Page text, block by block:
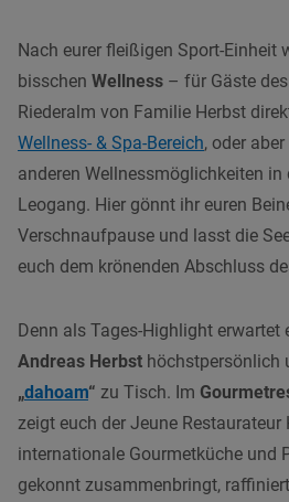
Nach eurer fleißigen Sport-Einheit
bisschen Wellness – für Gäste
Riederalm von Familie Herbst
Wellness- & Spa-Bereich, oder
anderen Wellnessmöglichkeiten
Leogang. Hier gönnt ihr euren
Verschnaufpause und lasst die
euch dem krönenden Abschluss
Denn als Tages-Highlight erwartet
Andreas Herbst höchstpersönlich
„dahoam“ zu Tisch. Im
zeigt euch der Jeune Restaurateur
internationale Gourmetküche und
gekonnt zusammenbringt,